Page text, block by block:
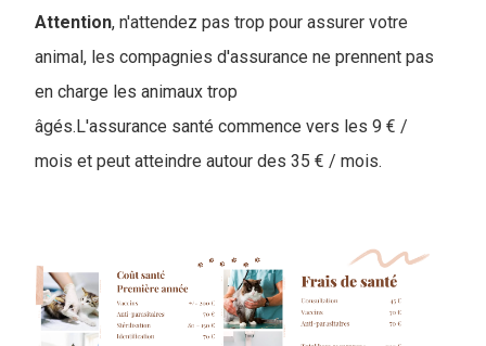
Attention, n'attendez pas trop pour assurer votre
animal, les compagnies d'assurance ne prennent pas
en charge les animaux trop
âgés.L'assurance santé commence vers les 9 € /
mois et peut atteindre autour des 35 € / mois.